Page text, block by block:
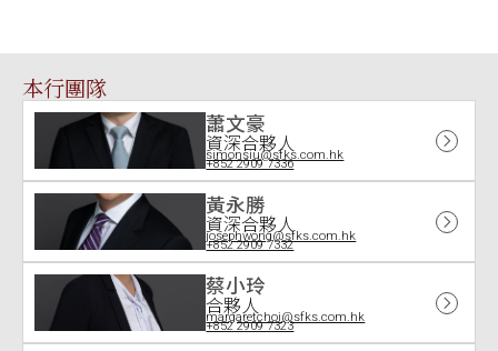
本行團隊
蕭文豪
資深合夥人
simonsiu@sfks.com.hk
+852 2909 7336
黃永勝
資深合夥人
josephwong@sfks.com.hk
+852 2909 7332
蔡小玲
合夥人
margaretchoi@sfks.com.hk
+852 2909 7323